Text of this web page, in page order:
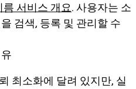
름 서비스 개요. 사용자는 소
검색, 등록 및 관리할 수
최소화에 달려 있지만, 실